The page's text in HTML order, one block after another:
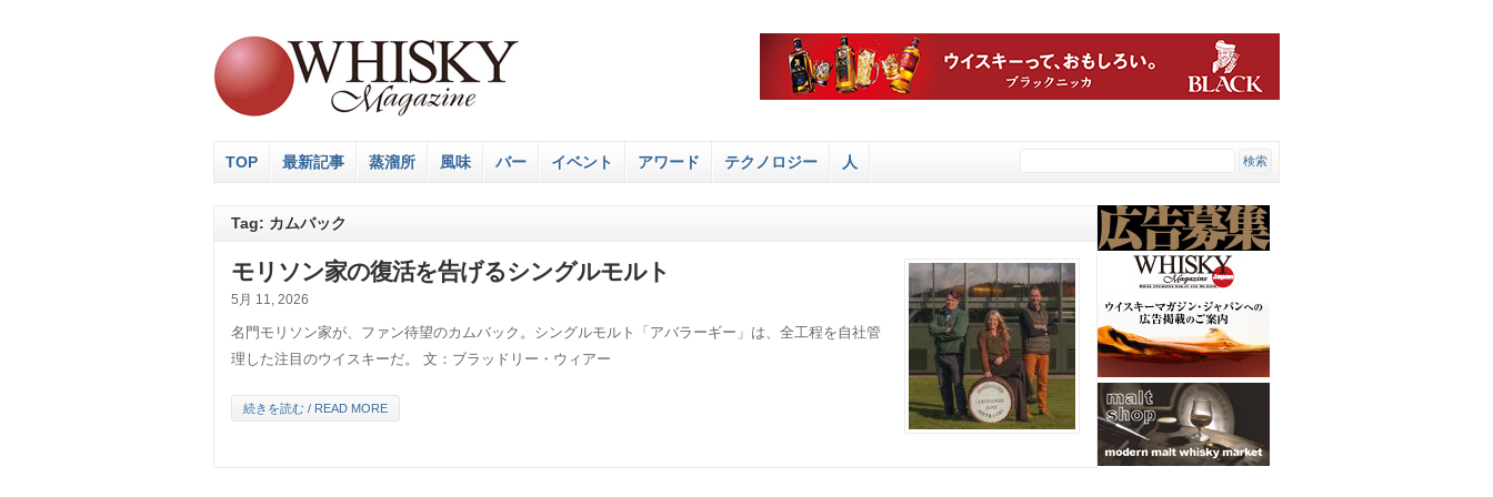
TOP 最新記事 蒸溜所 風味 バー イベント アワード テクノロジー 人
Tag: カムバック
モリソン家の復活を告げるシングルモルト
5月 11, 2026
名門モリソン家が、ファン待望のカムバック。シングルモルト「アバラーギー」は、全工程を自社管
理した注目のウイスキーだ。 文：ブラッドリー・ウィアー
続きを読む / READ MORE